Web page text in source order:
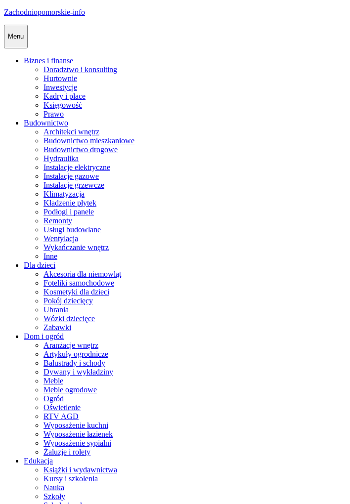
Skip
Zachodniopomorskie-info
Menu
Biznes i finanse
Doradztwo i konsulting
Hurtownie
Inwestycje
Kadry i płace
Księgowość
Prawo
Budownictwo
Architekci wnętrz
Budownictwo mieszkaniowe
Budownictwo drogowe
Hydraulika
Instalacje elektryczne
Instalacje gazowe
Instalacje grzewcze
Klimatyzacja
Kładzenie płytek
Podłogi i panele
Remonty
Usługi budowlane
Wentylacja
Wykańczanie wnętrz
Inne
Dla dzieci
Akcesoria dla niemowląt
Foteliki samochodowe
Kosmetyki dla dzieci
Pokój dziecięcy
Ubrania
Wózki dziecięce
Zabawki
Dom i ogród
Aranżacje wnętrz
Artykuły ogrodnicze
Balustrady i schody
Dywany i wykładziny
Meble
Meble ogrodowe
Ogród
Oświetlenie
RTV AGD
Wyposażenie kuchni
Wyposażenie łazienek
Wyposażenie sypialni
Żaluzje i rolety
Edukacja
Książki i wydawnictwa
Kursy i szkolenia
Nauka
Szkoły